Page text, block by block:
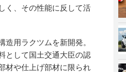
く、その性能に反して活
用ラクツムを新開発。
として国土交通大臣の認
材や仕上げ部材に限られ